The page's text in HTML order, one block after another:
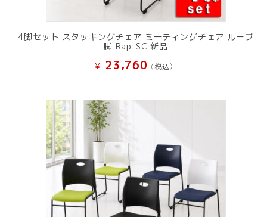
4脚セット スタッキングチェア ミーティングチェア ループ
脚 Rap-SC 新品
¥ 23,760 (税込）